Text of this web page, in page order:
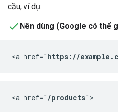
cầu, ví dụ:
Nên dùng (Google có thể
<a href=" https://
<a href=" /products">